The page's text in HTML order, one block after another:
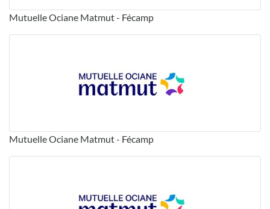
Mutuelle Ociane Matmut - Fécamp
Mutuelle Ociane Matmut - Fécamp